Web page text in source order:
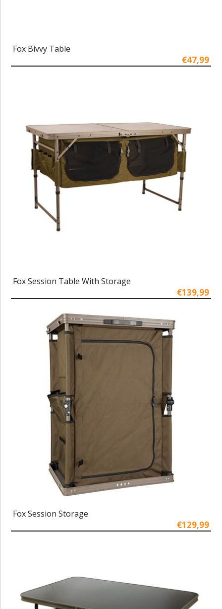
Fox Bivvy Table
€47,99
Fox Session Table With Storage
€139,99
Fox Session Storage
€129,99